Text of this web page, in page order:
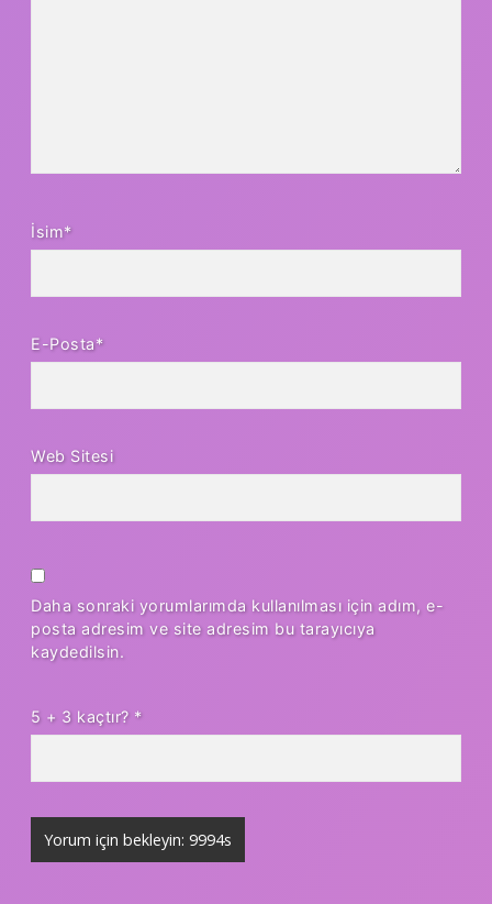
İsim*
E-Posta*
Web Sitesi
Daha sonraki yorumlarımda kullanılması için adım, e-
posta adresim ve site adresim bu tarayıcıya
kaydedilsin.
5 + 3 kaçtır? *